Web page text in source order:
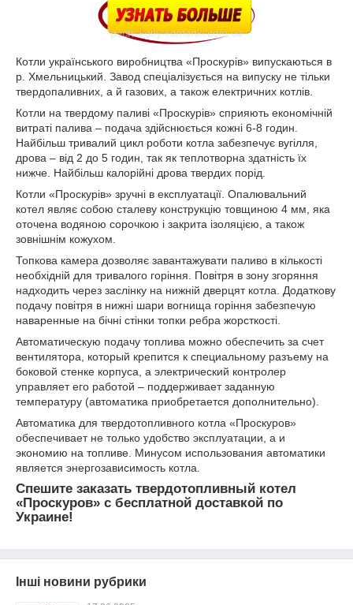
Котли українського виробництва «Проскурів» випускаються в
р. Хмельницький. Завод спеціалізується на випуску не тільки
твердопаливних, а й газових, а також електричних котлів.
Котли на твердому паливі «Проскурів» сприяють економічній
витраті палива – подача здійснюється кожні 6-8 годин.
Найбільш тривалий цикл роботи котла забезпечує вугілля,
дрова – від 2 до 5 годин, так як теплотворна здатність їх
нижче. Найбільш калорійні дрова твердих порід.
Котли «Проскурів» зручні в експлуатації. Опалювальний
котел являє собою сталеву конструкцію товщиною 4 мм, яка
оточена водяною сорочкою і закрита ізоляцією, а також
зовнішнім кожухом.
Топкова камера дозволяє завантажувати паливо в кількості
необхідній для тривалого горіння. Повітря в зону згоряння
надходить через заслінку на нижній дверцят котла. Додаткову
подачу повітря в нижні шари вогнища горіння забезпечую
наваренные на бічні стінки топки ребра жорсткості.
Автоматическую подачу топлива можно обеспечить за счет
вентилятора, который крепится к специальному разъему на
боковой стенке корпуса, а электрический контролер
управляет его работой – поддерживает заданную
температуру (автоматика приобретается дополнительно).
Автоматика для твердотопливного котла «Проскуров»
обеспечивает не только удобство эксплуатации, а и
экономию на топливе. Минусом использования автоматики
является энергозависимость котла.
Спешите заказать твердотопливный котел
«Проскуров» с бесплатной доставкой по
Украине!
Інші новини рубрики